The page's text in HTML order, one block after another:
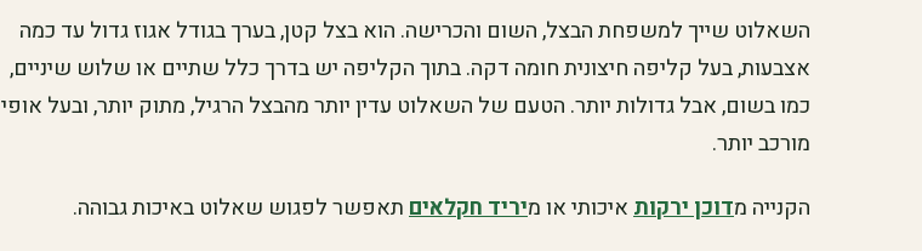
השאלוט שייך למשפחת הבצל, השום והכרישה. הוא בצל קטן, בערך בגודל אגוז גדול עד כמה
אצבעות, בעל קליפה חיצונית חומה דקה. בתוך הקליפה יש בדרך כלל שתיים או שלוש שיניים,
כמו בשום, אבל גדולות יותר. הטעם של השאלוט עדין יותר מהבצל הרגיל, מתוק יותר, ובעל אופי
מורכב יותר.
הקנייה מדוכן ירקותאיכותי או מיריד חקלאיםתאפשר לפגוש שאלוט באיכות גבוהה.